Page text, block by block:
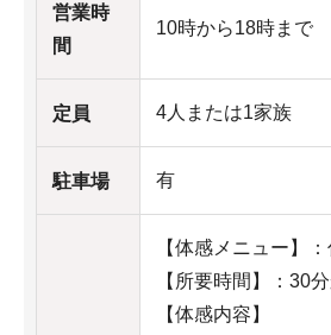
営業時
間
10時から18時まで
定員 4人または1家族
駐車場 有
【体感メニュー】
【所要時間】：30
【体感内容】